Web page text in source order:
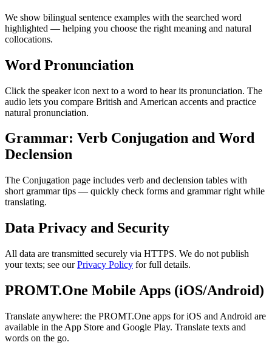
We show bilingual sentence examples with the searched word
highlighted — helping you choose the right meaning and natural
collocations.
Word Pronunciation
Click the speaker icon next to a word to hear its pronunciation. The
audio lets you compare British and American accents and practice
natural pronunciation.
Grammar: Verb Conjugation and Word
Declension
The Conjugation page includes verb and declension tables with
short grammar tips — quickly check forms and grammar right while
translating.
Data Privacy and Security
All data are transmitted securely via HTTPS. We do not publish
your texts; see ourPrivacy Policy for full details.
PROMT.One Mobile Apps (iOS/Android)
Translate anywhere: the PROMT.One apps for iOS and Android are
available in the App Store and Google Play. Translate texts and
words on the go.